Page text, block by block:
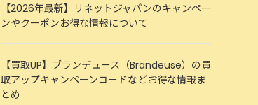
【2026年最新】リネットジャパンのキャンペー
ンやクーポンお得な情報について
【買取UP】ブランデュース（Brandeuse）の買
取アップキャンペーンコードなどお得な情報ま
とめ